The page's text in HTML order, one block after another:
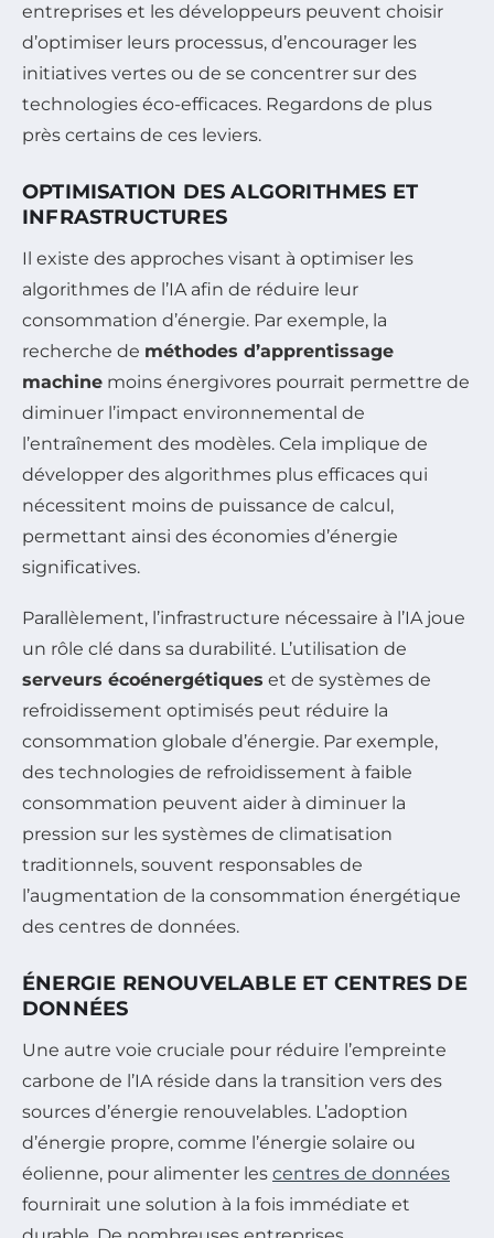
entreprises et les développeurs peuvent choisir
d’optimiser leurs processus, d’encourager les
initiatives vertes ou de se concentrer sur des
technologies éco-efficaces. Regardons de plus
près certains de ces leviers.
OPTIMISATION DES ALGORITHMES ET
INFRASTRUCTURES
Il existe des approches visant à optimiser les
algorithmes de l’IA afin de réduire leur
consommation d’énergie. Par exemple, la
recherche de méthodes d’apprentissage
machine moins énergivores pourrait permettre de
diminuer l’impact environnemental de
l’entraînement des modèles. Cela implique de
développer des algorithmes plus efficaces qui
nécessitent moins de puissance de calcul,
permettant ainsi des économies d’énergie
significatives.
Parallèlement, l’infrastructure nécessaire à l’IA joue
un rôle clé dans sa durabilité. L’utilisation de
serveurs écoénergétiques et de systèmes de
refroidissement optimisés peut réduire la
consommation globale d’énergie. Par exemple,
des technologies de refroidissement à faible
consommation peuvent aider à diminuer la
pression sur les systèmes de climatisation
traditionnels, souvent responsables de
l’augmentation de la consommation énergétique
des centres de données.
ÉNERGIE RENOUVELABLE ET CENTRES DE
DONNÉES
Une autre voie cruciale pour réduire l’empreinte
carbone de l’IA réside dans la transition vers des
sources d’énergie renouvelables. L’adoption
d’énergie propre, comme l’énergie solaire ou
éolienne, pour alimenter les centres de données
fournirait une solution à la fois immédiate et